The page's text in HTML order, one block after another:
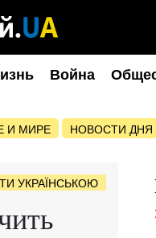
Война
И МИРЕ НОВОСТИ ДНЯ
УКРАЇНСЬКОЮ